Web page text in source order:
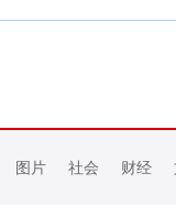
图片 社会 财经